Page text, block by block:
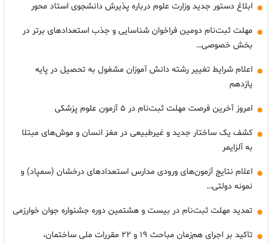
ابلاغ دستور جدید وزارت علوم درباره پذیرش دانشجوی استاد محور
مهلت ثبت‌نام دومین فراخوان شناسایی و جذب استعدادهای برتر در
بخش خصوصی…
اعلام شرایط تغییر رشته دانش آموزان مشغول به تحصیل در پایه
یازدهم
امروز آخرین فرصت مهلت ثبت‌نام در ۵ آزمون علوم پزشکی
کشف یک ساختار جدید و غیرطبیعی در مغز انسان و موش‌های مبتلا
به آلزایمر
اعلام نتایج آزمون‌های ورودی مدارس استعدادهای درخشان (سمپاد) و
نمونه دولتی…
تمدید مهلت ثبت‌نام در بیست و هشتمین دوره جشنواره جوان خوارزمی
تاکید بر اجرای هم‌زمان مباحث ۱۹ و ۲۲ مقررات ملی ساختمان،